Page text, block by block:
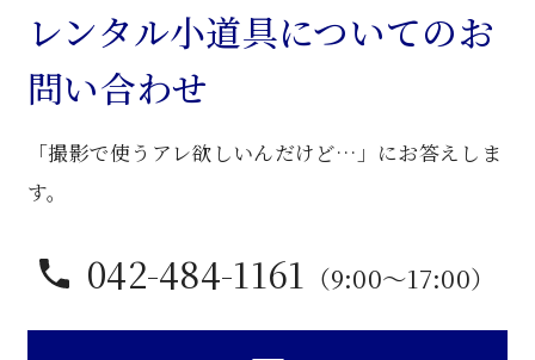
材
座
卓
レンタル小道具についてのお
問い合わせ
「撮影で使うアレ欲しいんだけど…」にお答えしま
す。
042-484-1161 （9:00〜17:00）